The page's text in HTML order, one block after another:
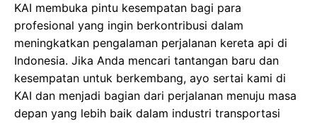
KAI membuka pintu kesempatan bagi para
profesional yang ingin berkontribusi dalam
meningkatkan pengalaman perjalanan kereta api di
Indonesia. Jika Anda mencari tantangan baru dan
kesempatan untuk berkembang, ayo sertai kami di
KAI dan menjadi bagian dari perjalanan menuju masa
depan yang lebih baik dalam industri transportasi